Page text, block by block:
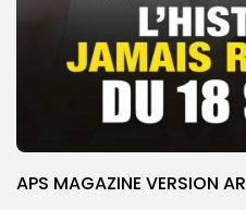
APS MAGAZINE VERSION AR